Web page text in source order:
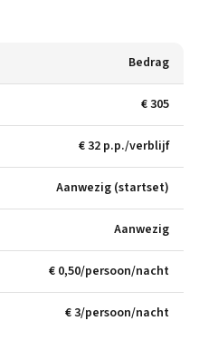
Bedrag
€ 305
€ 32 p.p./verblijf
Aanwezig (startset)
Aanwezig
€ 0,50/persoon/nacht
€ 3/persoon/nacht